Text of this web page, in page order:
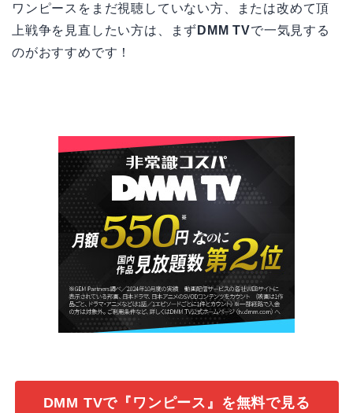
ワンピースをまだ視聴していない方、または改めて頂
上戦争を見直したい方は、まず DMM TVで一気見する
のがおすすめです！
DMM TVで『ワンピース』を無料で見る